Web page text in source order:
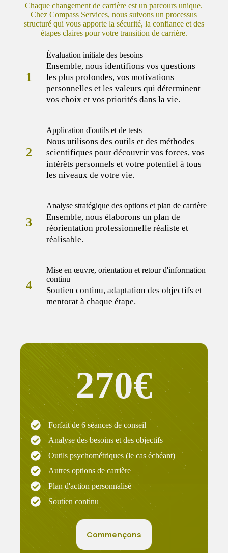
Chaque changement de carrière est un parcours unique.
Chez Compass Services, nous suivons un processus
structuré qui vous apporte la sécurité, la confiance et des
étapes claires pour votre transition de carrière.
1
Évaluation initiale des besoins
Ensemble, nous identifions vos questions
les plus profondes, vos motivations
personnelles et les valeurs qui déterminent
vos choix et vos priorités dans la vie.
2
Application d'outils et de tests
Nous utilisons des outils et des méthodes
scientifiques pour découvrir vos forces, vos
intérêts personnels et votre potentiel à tous
les niveaux de votre vie.
3
Analyse stratégique des options et plan de carrière
Ensemble, nous élaborons un plan de
réorientation professionnelle réaliste et
réalisable.
4
Mise en œuvre, orientation et retour d'information
continu
Soutien continu, adaptation des objectifs et
mentorat à chaque étape.
270€
Forfait de 6 séances de conseil
Analyse des besoins et des objectifs
Outils psychométriques (le cas échéant)
Autres options de carrière
Plan d'action personnalisé
Soutien continu
Commençons